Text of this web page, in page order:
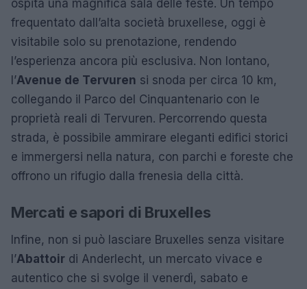
ospita una magnifica sala delle feste. Un tempo
frequentato dall’alta società bruxellese, oggi è
visitabile solo su prenotazione, rendendo
l’esperienza ancora più esclusiva. Non lontano,
l’Avenue de Tervuren si snoda per circa 10 km,
collegando il Parco del Cinquantenario con le
proprietà reali di Tervuren. Percorrendo questa
strada, è possibile ammirare eleganti edifici storici
e immergersi nella natura, con parchi e foreste che
offrono un rifugio dalla frenesia della città.
Mercati e sapori di Bruxelles
Infine, non si può lasciare Bruxelles senza visitare
l’Abattoir di Anderlecht, un mercato vivace e
autentico che si svolge il venerdì, sabato e